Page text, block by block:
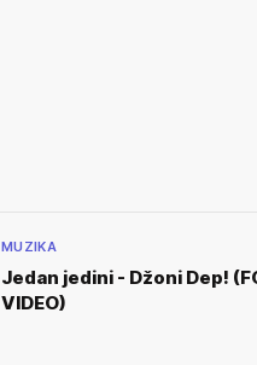
MUZIKA
Jedan jedini - Džoni Dep!
VIDEO)